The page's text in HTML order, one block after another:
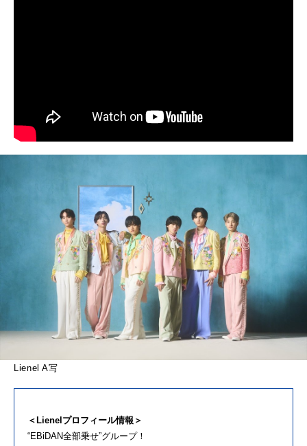
Lienel A写
＜Lienelプロフィール情報＞
“EBiDAN全部乗せ”グループ！